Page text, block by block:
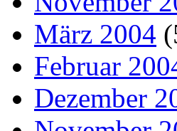
März 2004
Februar
Dezember